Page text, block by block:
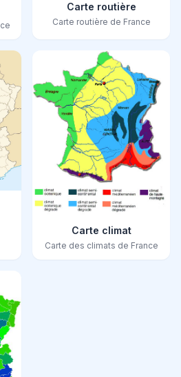
Carte routière
Carte routière de France
Carte climat
Carte des climats de France